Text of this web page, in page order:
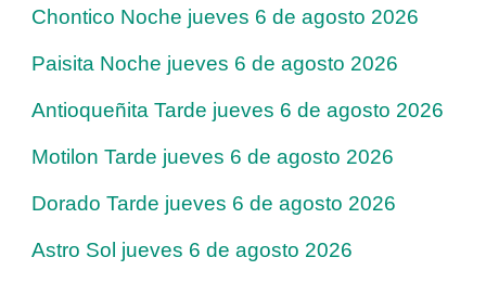
Chontico Noche jueves 6 de agosto 2026
Paisita Noche jueves 6 de agosto 2026
Antioqueñita Tarde jueves 6 de agosto 2026
Motilon Tarde jueves 6 de agosto 2026
Dorado Tarde jueves 6 de agosto 2026
Astro Sol jueves 6 de agosto 2026